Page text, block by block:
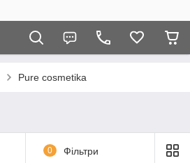
Pure cosmetika
0 Фільтри